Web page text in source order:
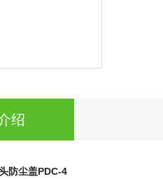
绍
防尘盖PDC-4